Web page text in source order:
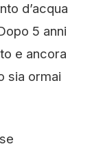
d’acqua
5 anni
e ancora
sia ormai